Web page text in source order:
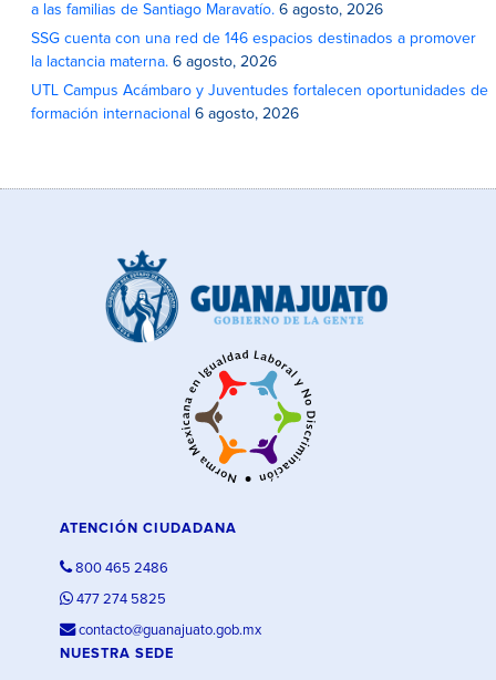
a las familias de Santiago Maravatío. 6 agosto, 2026
SSG cuenta con una red de 146 espacios destinados a promover
la lactancia materna. 6 agosto, 2026
UTL Campus Acámbaro y Juventudes fortalecen oportunidades de
formación internacional 6 agosto, 2026
ATENCIÓN CIUDADANA
800 465 2486
477 274 5825
contacto@guanajuato.gob.mx
NUESTRA SEDE